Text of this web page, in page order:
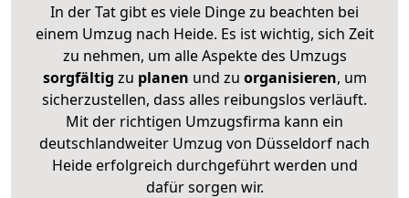
In der Tat gibt es viele Dinge zu beachten bei
einem Umzug nach Heide. Es ist wichtig, sich Zeit
zu nehmen, um alle Aspekte des Umzugs
sorgfältig zu planen und zu organisieren, um
sicherzustellen, dass alles reibungslos verläuft.
Mit der richtigen Umzugsfirma kann ein
deutschlandweiter Umzug von Düsseldorf nach
Heide erfolgreich durchgeführt werden und
dafür sorgen wir.